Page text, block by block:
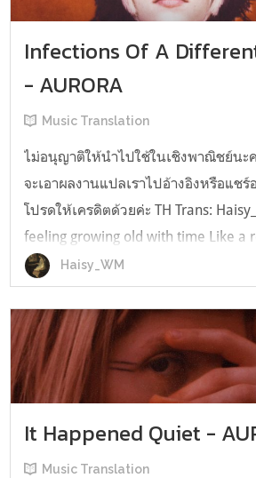
Infections Of A
- AURORA
Music Translation
ไม่อนุญาติให้นำไปใช้ในเชิงพาณิชย์นะ
จะเอาผลงานแปลเราไปอ้างอิงหรือแชร์
โปรดให้เครดิตด้วยค่ะ TH Trans:
feeling growing old with time Like a
a leaves coming down The world is
we all seem to fall Down and down
กับว่า ได้เติบโตไปพร้อ...
Haisy_WM
It Happened Quiet -
Music Translation